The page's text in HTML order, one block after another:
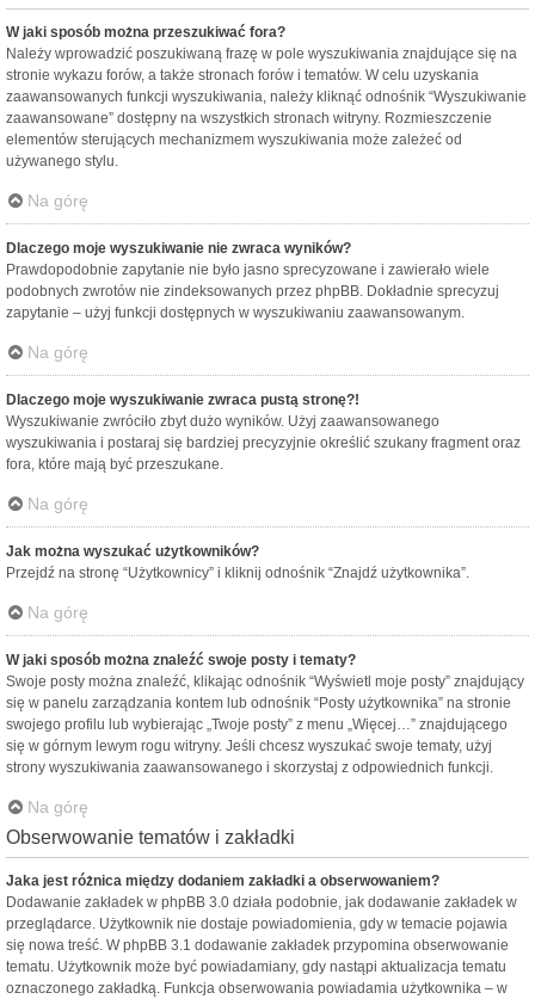
W jaki sposób można przeszukiwać fora?
Należy wprowadzić poszukiwaną frazę w pole wyszukiwania znajdujące się na
stronie wykazu forów, a także stronach forów i tematów. W celu uzyskania
zaawansowanych funkcji wyszukiwania, należy kliknąć odnośnik “Wyszukiwanie
zaawansowane” dostępny na wszystkich stronach witryny. Rozmieszczenie
elementów sterujących mechanizmem wyszukiwania może zależeć od
używanego stylu.
Na górę
Dlaczego moje wyszukiwanie nie zwraca wyników?
Prawdopodobnie zapytanie nie było jasno sprecyzowane i zawierało wiele
podobnych zwrotów nie zindeksowanych przez phpBB. Dokładnie sprecyzuj
zapytanie – użyj funkcji dostępnych w wyszukiwaniu zaawansowanym.
Na górę
Dlaczego moje wyszukiwanie zwraca pustą stronę?!
Wyszukiwanie zwróciło zbyt dużo wyników. Użyj zaawansowanego
wyszukiwania i postaraj się bardziej precyzyjnie określić szukany fragment oraz
fora, które mają być przeszukane.
Na górę
Jak można wyszukać użytkowników?
Przejdź na stronę “Użytkownicy” i kliknij odnośnik “Znajdź użytkownika”.
Na górę
W jaki sposób można znaleźć swoje posty i tematy?
Swoje posty można znaleźć, klikając odnośnik “Wyświetl moje posty” znajdujący
się w panelu zarządzania kontem lub odnośnik “Posty użytkownika” na stronie
swojego profilu lub wybierając „Twoje posty” z menu „Więcej…” znajdującego
się w górnym lewym rogu witryny. Jeśli chcesz wyszukać swoje tematy, użyj
strony wyszukiwania zaawansowanego i skorzystaj z odpowiednich funkcji.
Na górę
Obserwowanie tematów i zakładki
Jaka jest różnica między dodaniem zakładki a obserwowaniem?
Dodawanie zakładek w phpBB 3.0 działa podobnie, jak dodawanie zakładek w
przeglądarce. Użytkownik nie dostaje powiadomienia, gdy w temacie pojawia
się nowa treść. W phpBB 3.1 dodawanie zakładek przypomina obserwowanie
tematu. Użytkownik może być powiadamiany, gdy nastąpi aktualizacja tematu
oznaczonego zakładką. Funkcja obserwowania powiadamia użytkownika – w